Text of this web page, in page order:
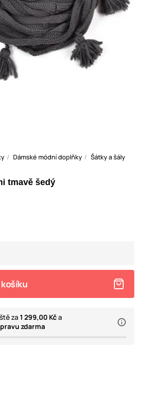
Dámské módní doplňky
Šátky a šály
tmavě šedý
košíku
za 1 299,00 Kča
zdarma